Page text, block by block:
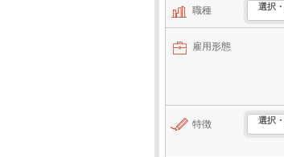
職種 選択
雇用形態
特徴 選択